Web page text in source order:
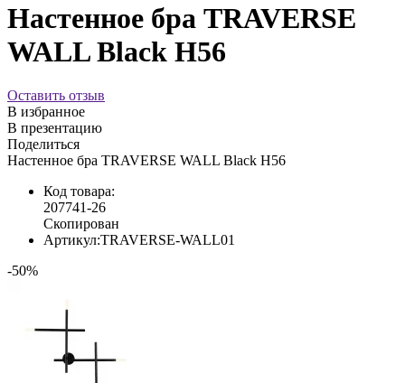
Настенное бра TRAVERSE
WALL Black H56
Оставить отзыв
В избранное
В презентацию
Поделиться
Настенное бра TRAVERSE WALL Black H56
Код товара:
207741-26
Скопирован
Артикул:TRAVERSE-WALL01
-50%